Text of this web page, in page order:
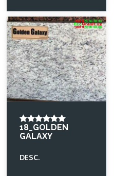
18_GOLDEN
GALAXY
DESC.